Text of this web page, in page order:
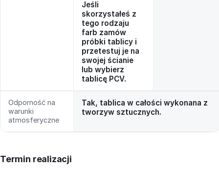
Jeśli
skorzystałeś z
tego rodzaju
farb zamów
próbki tablicy i
przetestuj je na
swojej ścianie
lub wybierz
tablicę PCV.
Odporność na
warunki
atmosferyczne
Tak, tablica w całości wykonana z
tworzyw sztucznych.
Termin realizacji